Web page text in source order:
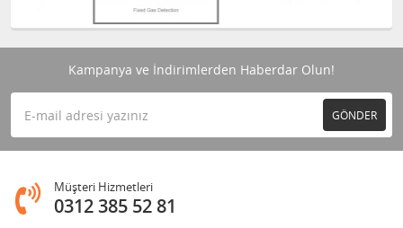
Kampanya ve İndirimlerden Haberdar Olun!
GÖNDER
Müşteri Hizmetleri
0312 385 52 81